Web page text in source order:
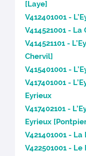
[Laye]
V412401001 -
V414521001 -
V414521101 -
Chervil]
V415401001 -
V417401001 -
Eyrieux
V417402101 -
Eyrieux
V421401001 -
V422501001 -